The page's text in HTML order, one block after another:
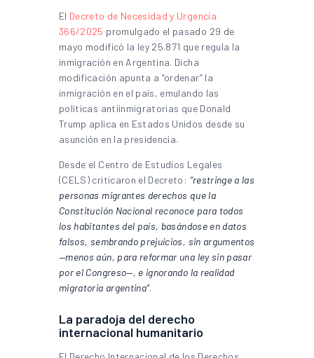
El Decreto de Necesidad y Urgencia
366/2025 promulgado el pasado 29 de
mayo modificó la ley 25.871 que regula la
inmigración en Argentina. Dicha
modificación apunta a “ordenar” la
inmigración en el país, emulando las
políticas antiinmigratorias que Donald
Trump aplica en Estados Unidos desde su
asunción en la presidencia.
Desde el Centro de Estudios Legales
(CELS) criticaron el Decreto: “restringe a las
personas migrantes derechos que la
Constitución Nacional reconoce para todos
los habitantes del país, basándose en datos
falsos, sembrando prejuicios, sin argumentos
—menos aún, para reformar una ley sin pasar
por el Congreso—, e ignorando la realidad
migratoria argentina”.
La paradoja del derecho
internacional humanitario